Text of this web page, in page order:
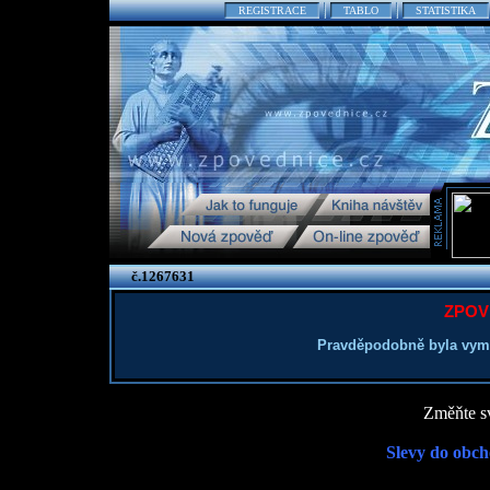
REGISTRACE TABLO STATISTIKA
č.1267631
Pravděpodobně byla
Změňte
Slevy do